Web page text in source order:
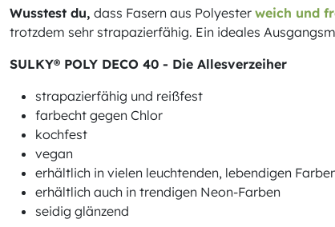
Wusstest du, dass Fasern aus Polyester weich und
trotzdem sehr strapazierfähig. Ein ideales
SULKY® POLY DECO 40 - Die Allesverzeiher
strapazierfähig und reißfest
farbecht gegen Chlor
kochfest
vegan
erhältlich in vielen leuchtenden, lebendigen
erhältlich auch in trendigen Neon-Farben
seidig glänzend